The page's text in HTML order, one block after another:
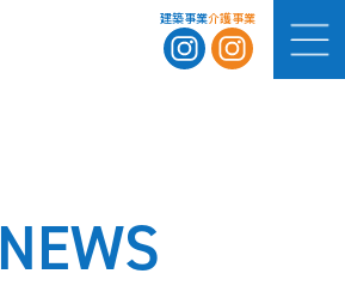
建築事業介護事業
NEWS